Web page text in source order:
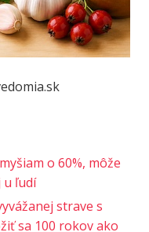
o 60%, môže
u ľudí
strave s
sa 100 rokov ako